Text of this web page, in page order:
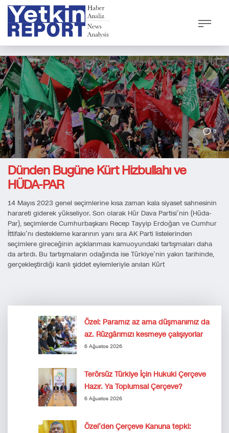
0
Dünden Bugüne Kürt Hizbullahı ve
HÜDA-PAR
14 Mayıs 2023 genel seçimlerine kısa zaman kala siyaset sahnesinin
harareti giderek yükseliyor. Son olarak Hür Dava Partisi’nin (Hüda-
Par), seçimlerde Cumhurbaşkanı Recep Tayyip Erdoğan ve Cumhur
İttifakı’nı destekleme kararının yanı sıra AK Parti listelerinden
seçimlere gireceğinin açıklanması kamuoyundaki tartışmaları daha
da artırdı. Bu tartışmaların odağında ise Türkiye’nin yakın tarihinde,
gerçekleştirdiği kanlı şiddet eylemleriyle anılan Kürt
Özel: Paramız az ama düşmanımız da
az. Rüzgârımızı kesmeye çalışıyorlar
6 Ağustos 2026
Terörsüz Türkiye İçin Hukuki Çerçeve
Hazır. Ya Toplumsal Çerçeve?
6 Ağustos 2026
Özel’den Çerçeve Kanuna tepki: